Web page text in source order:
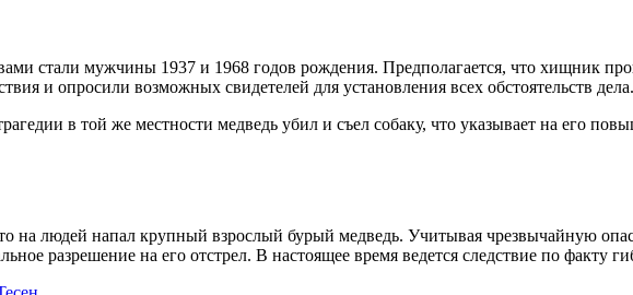
стали мужчины 1937 и 1968 годов рождения. Предполагается, что хищник
и опросили возможных свидетелей для установления всех обстоятельств дела.
в той же местности медведь убил и съел собаку, что указывает на его
на людей напал крупный взрослый бурый медведь. Учитывая чрезвычайную
разрешение на его отстрел. В настоящее время ведется следствие по факту